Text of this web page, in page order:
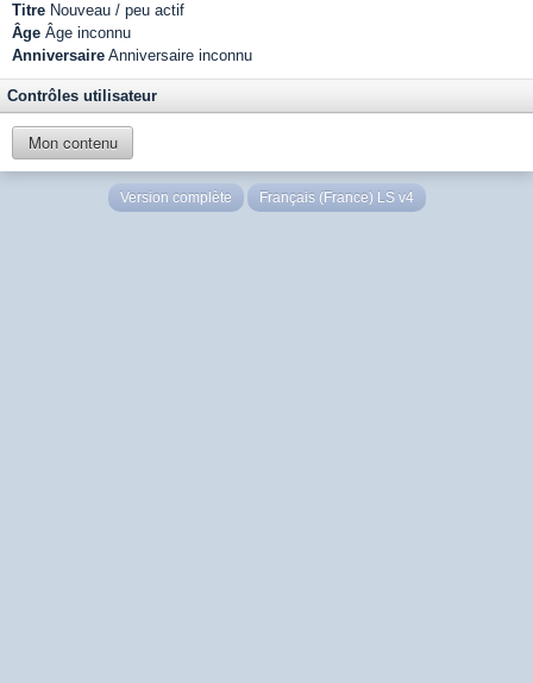
Titre Nouveau / peu actif
Âge Âge inconnu
Anniversaire Anniversaire inconnu
Contrôles utilisateur
Mon contenu
Version complète Français (France) LS v4